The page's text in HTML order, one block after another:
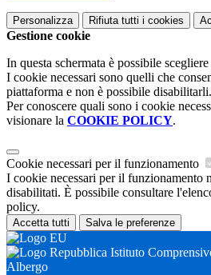
Personalizza Rifiuta tutti i cookies
Gestione cookie
In questa schermata è possibile
I cookie necessari sono quelli che
piattaforma e non è possibile disabilitarli.
Per conoscere quali sono i cookie
visionare la COOKIE POLICY.
Cookie necessari per il funzionamento
I cookie necessari per il funzionamento
disabilitati. È possibile consultare
policy.
Accetta tutti Salva le preferenze
Istituto
Albergo